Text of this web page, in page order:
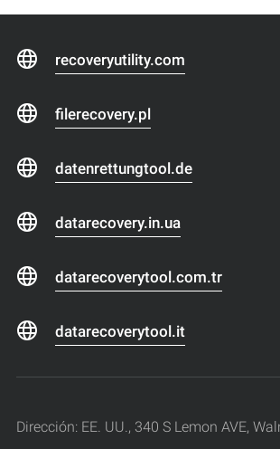
recoveryutility.com
filerecovery.pl
datenrettungtool.de
datarecovery.in.ua
datarecoverytool.com.tr
datarecoverytool.it
Dirección: EE. UU., 340 S Lemon AVE,